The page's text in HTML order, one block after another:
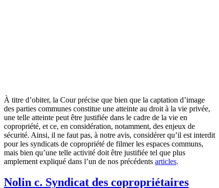
À titre d’obiter, la Cour précise que bien que la captation d’image
des parties communes constitue une atteinte au droit à la vie privée,
une telle atteinte peut être justifiée dans le cadre de la vie en
copropriété, et ce, en considération, notamment, des enjeux de
sécurité. Ainsi, il ne faut pas, à notre avis, considérer qu’il est interdit
pour les syndicats de copropriété de filmer les espaces communs,
mais bien qu’une telle activité doit être justifiée tel que plus
amplement expliqué dans l’un de nos précédents articles.
Nolin c. Syndicat des copropriétaires